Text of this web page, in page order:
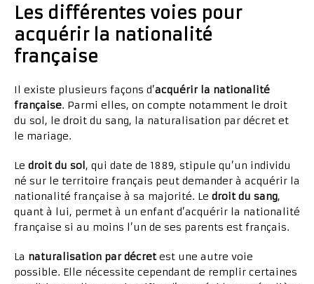
Les différentes voies pour
acquérir la nationalité
française
Il existe plusieurs façons d’acquérir la nationalité
française. Parmi elles, on compte notamment le droit
du sol, le droit du sang, la naturalisation par décret et
le mariage.
Le droit du sol , qui date de 1889, stipule qu’un individu
né sur le territoire français peut demander à acquérir la
nationalité française à sa majorité. Le droit du sang,
quant à lui, permet à un enfant d’acquérir la nationalité
française si au moins l’un de ses parents est français.
La naturalisation par décretest une autre voie
possible. Elle nécessite cependant de remplir certaines